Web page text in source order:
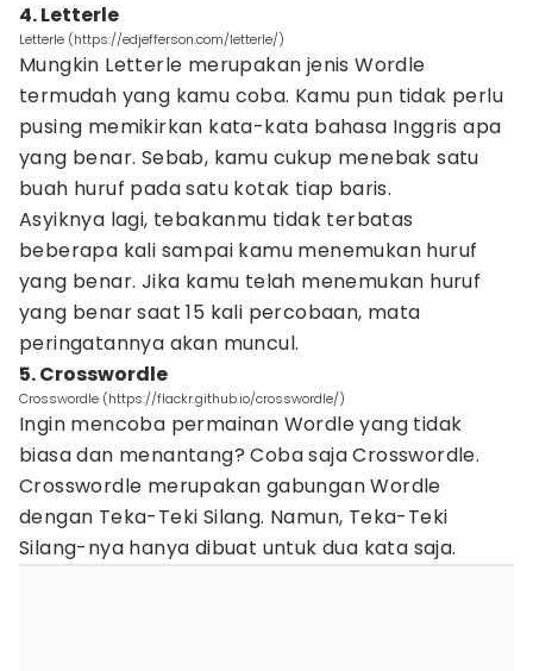
4. Letterle
Letterle (https://edjefferson.com/letterle/)
Mungkin Letterle merupakan jenis Wordle
termudah yang kamu coba. Kamu pun tidak perlu
pusing memikirkan kata-kata bahasa Inggris apa
yang benar. Sebab, kamu cukup menebak satu
buah huruf pada satu kotak tiap baris.
Asyiknya lagi, tebakanmu tidak terbatas
beberapa kali sampai kamu menemukan huruf
yang benar. Jika kamu telah menemukan huruf
yang benar saat 15 kali percobaan, mata
peringatannya akan muncul.
5. Crosswordle
Crosswordle (https://flackr.github.io/crosswordle/)
Ingin mencoba permainan Wordle yang tidak
biasa dan menantang? Coba saja Crosswordle.
Crosswordle merupakan gabungan Wordle
dengan Teka-Teki Silang. Namun, Teka-Teki
Silang-nya hanya dibuat untuk dua kata saja.